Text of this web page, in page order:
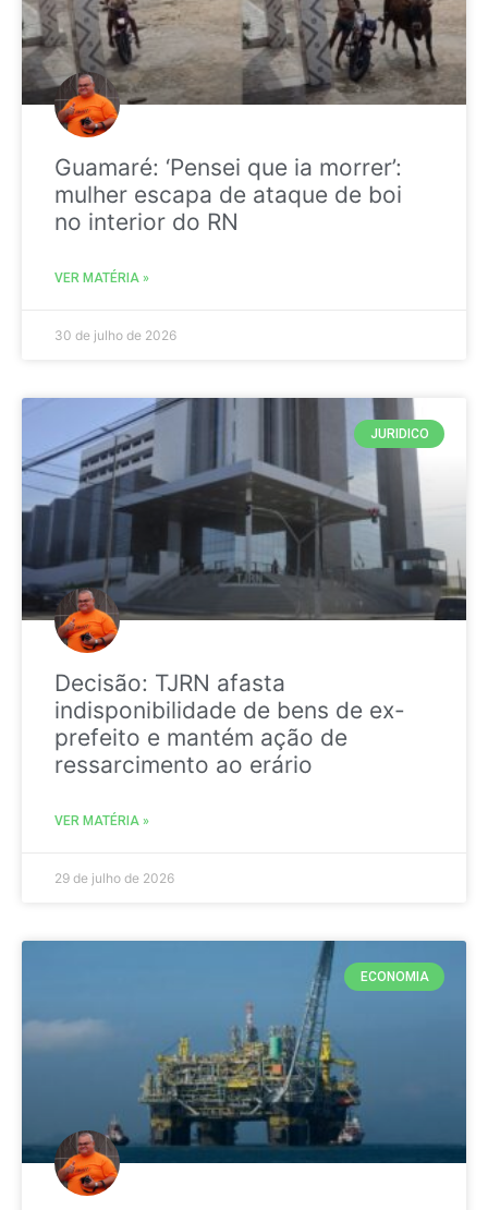
Guamaré: ‘Pensei que ia morrer’:
mulher escapa de ataque de boi
no interior do RN
VER MATÉRIA »
30 de julho de 2026
JURIDICO
Decisão: TJRN afasta
indisponibilidade de bens de ex-
prefeito e mantém ação de
ressarcimento ao erário
VER MATÉRIA »
29 de julho de 2026
ECONOMIA